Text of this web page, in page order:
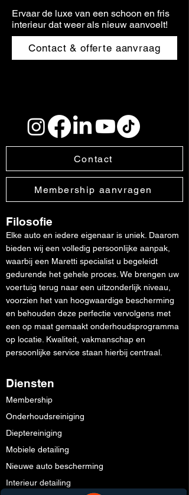
Ervaar de luxe van een schoon en fris
interieur dat weer als nieuw aanvoelt!
Contact & offerte aanvraag
Contact
Membership aanvragen
Filosofie
Elke auto en iedere eigenaar is uniek. Daarom
bieden wij een volledig persoonlijke aanpak,
waarbij een Maretti specialist u begeleidt
gedurende het gehele proces. We brengen uw
voertuig terug naar een uitzonderlijk niveau,
voorzien het van hoogwaardige bescherming
en behouden deze perfectie vervolgens met
een op maat gemaakt onderhoudsprogramma
op locatie. Kwaliteit, vakmanschap en
persoonlijke service staan hierbij centraal.
Diensten
Membership
Onderhoudsreiniging
Dieptereiniging
Mobiele detailing
Nieuwe auto bescherming
Interieur detailing